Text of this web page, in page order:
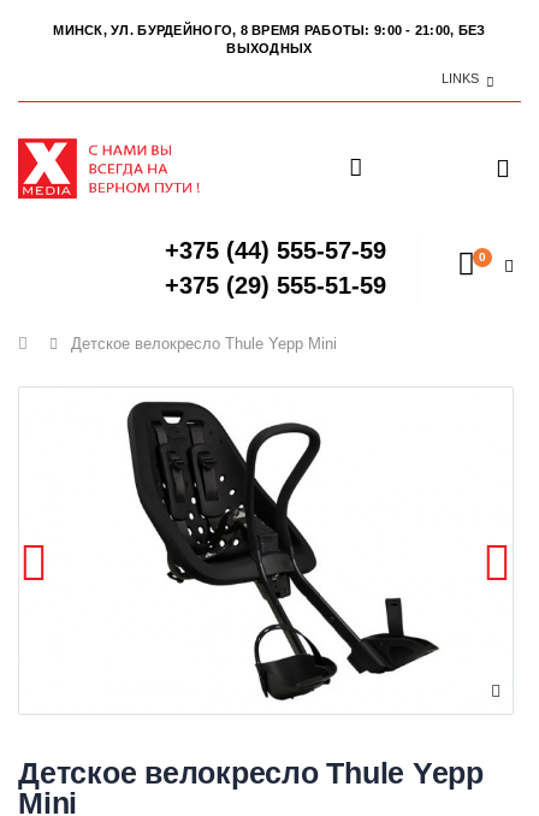
МИНСК, УЛ. БУРДЕЙНОГО, 8 ВРЕМЯ РАБОТЫ: 9:00 - 21:00, БЕЗ
ВЫХОДНЫХ
LINKS
+375 (44) 555-57-59
+375 (29) 555-51-59
0
Главная
Детское велокресло Thule Yepp Mini
Детское велокресло Thule Yepp
Mini